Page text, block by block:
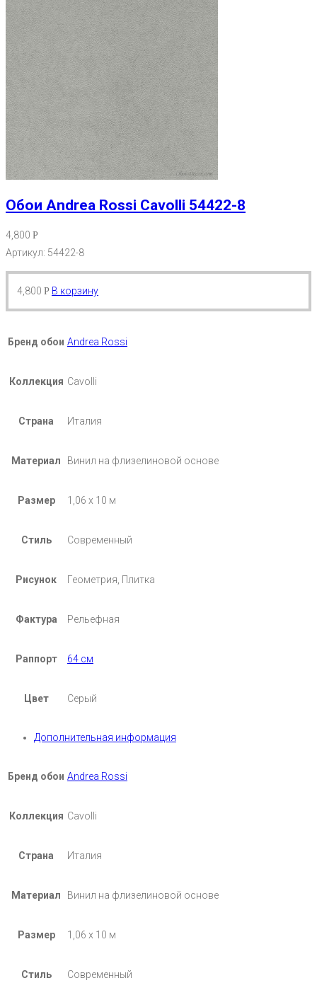
Обои Andrea Rossi Cavolli 54422-8
4,800 Р
Артикул: 54422-8
4,800 Р В корзину
Бренд обои Andrea Rossi
Коллекция Cavolli
Страна Италия
Материал Винил на флизелиновой основе
Размер 1,06 х 10 м
Стиль Современный
Рисунок Геометрия, Плитка
Фактура Рельефная
Раппорт 64 см
Цвет Серый
Дополнительная информация
Бренд обои Andrea Rossi
Коллекция Cavolli
Страна Италия
Материал Винил на флизелиновой основе
Размер 1,06 х 10 м
Стиль Современный